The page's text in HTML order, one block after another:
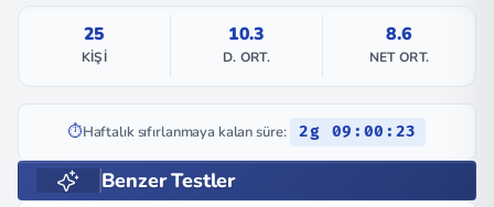
25
KIŞI
10.3
D. ORT.
8.6
NET ORT.
⏱️Haftalık sıfırlanmaya kalan süre: 2g 09:00:22
Benzer Testler